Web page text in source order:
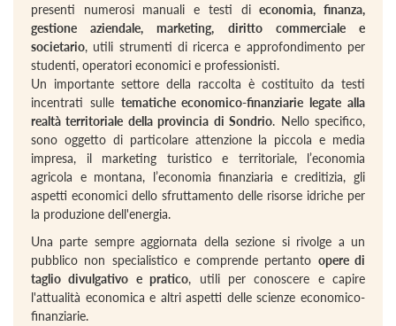
presenti numerosi manuali e testi dieconomia, finanza,
gestione aziendale, marketing, diritto commerciale e
societario, utili strumenti di ricerca e approfondimento per
studenti, operatori economici e professionisti.
Un importante settore della raccolta è costituito da testi
incentrati sulle tematiche economico-finanziarie legate alla
realtà territoriale della provincia di Sondrio. Nello specifico,
sono oggetto di particolare attenzione la piccola e media
impresa, il marketing turistico e territoriale, l’economia
agricola e montana, l’economia finanziaria e creditizia, gli
aspetti economici dello sfruttamento delle risorse idriche per
la produzione dell'energia.
Una parte sempre aggiornata della sezione si rivolge a un
pubblico non specialistico e comprende pertanto opere di
taglio divulgativo e pratico, utili per conoscere e capire
l'attualità economica e altri aspetti delle scienze economico-
finanziarie.